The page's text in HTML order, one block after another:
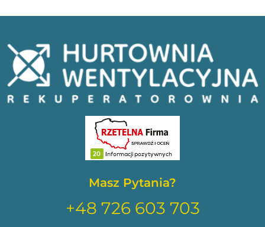
Masz Pytania?
+48 726 603 703